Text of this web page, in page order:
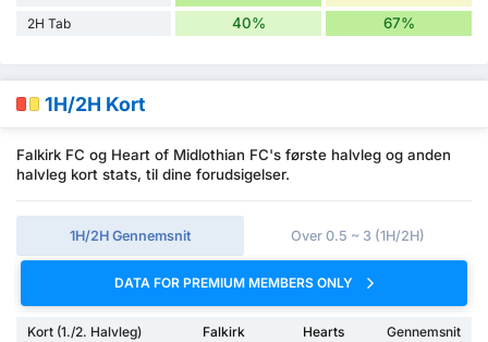
2H Tab 40% 67%
1H/2H Kort
Falkirk FC og Heart of Midlothian FC's første halvleg og anden
halvleg kort stats, til dine forudsigelser.
1H/2H Gennemsnit Over 0.5 ~ 3 (1H/2H)
DATA FOR PREMIUM MEMBERS ONLY
Kort (1./2. Halvleg) Falkirk Hearts
Gennemsnit